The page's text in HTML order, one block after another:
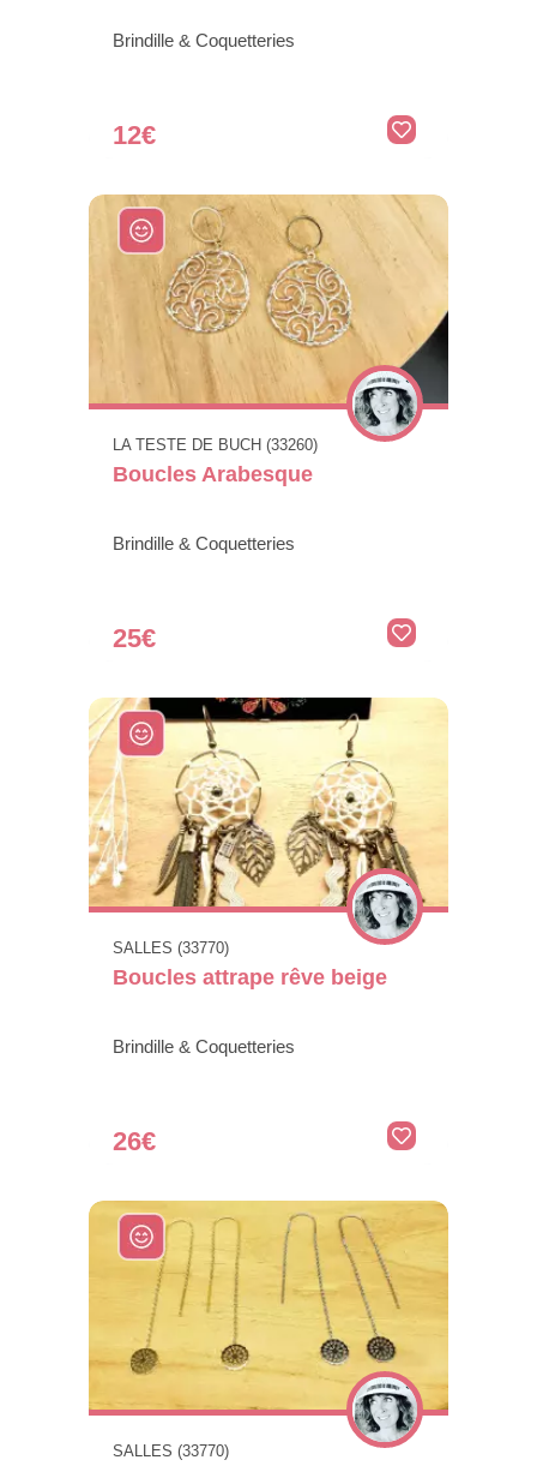
Brindille & Coquetteries
12€
LA TESTE DE BUCH (33260)
Boucles Arabesque
Brindille & Coquetteries
25€
SALLES (33770)
Boucles attrape rêve beige
Brindille & Coquetteries
26€
SALLES (33770)